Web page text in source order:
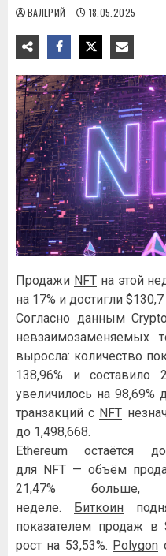
ВАЛЕРИЙ 18.05.2025
Продажи NFTна этой
на 17% и достигли
Согласно данным
невзаимозаменяемых
выросла: количество
138,96% и составило
увеличилось на 98,69%
транзакций с NFT
до 1,498,668.
Ethereum остаётся
для NFT— объём
21,47%
неделе.
Биткоин
показателем продаж в
рост на 53,53%. Polygon